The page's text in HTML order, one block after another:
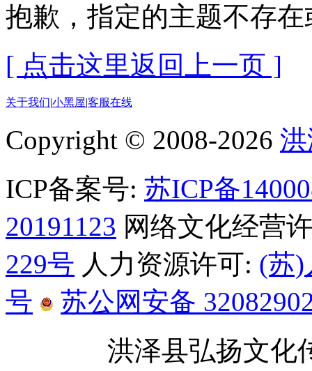
抱歉，指定的主题不存
[ 点击这里返回上一页 ]
关于我们|小黑屋|客服在线
Copyright © 2008-2026
ICP备案号: 苏ICP备
20191123 网络文化经营
229号 人力资源许可: (苏)
号
苏公网安备
洪泽县弘扬文化